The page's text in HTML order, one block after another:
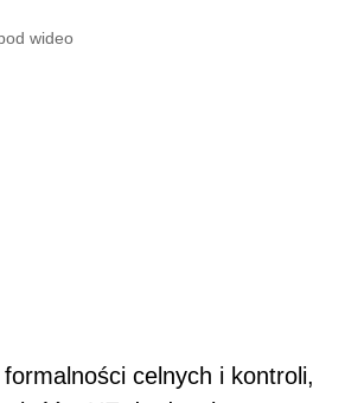
wideo
celnych i kontroli,